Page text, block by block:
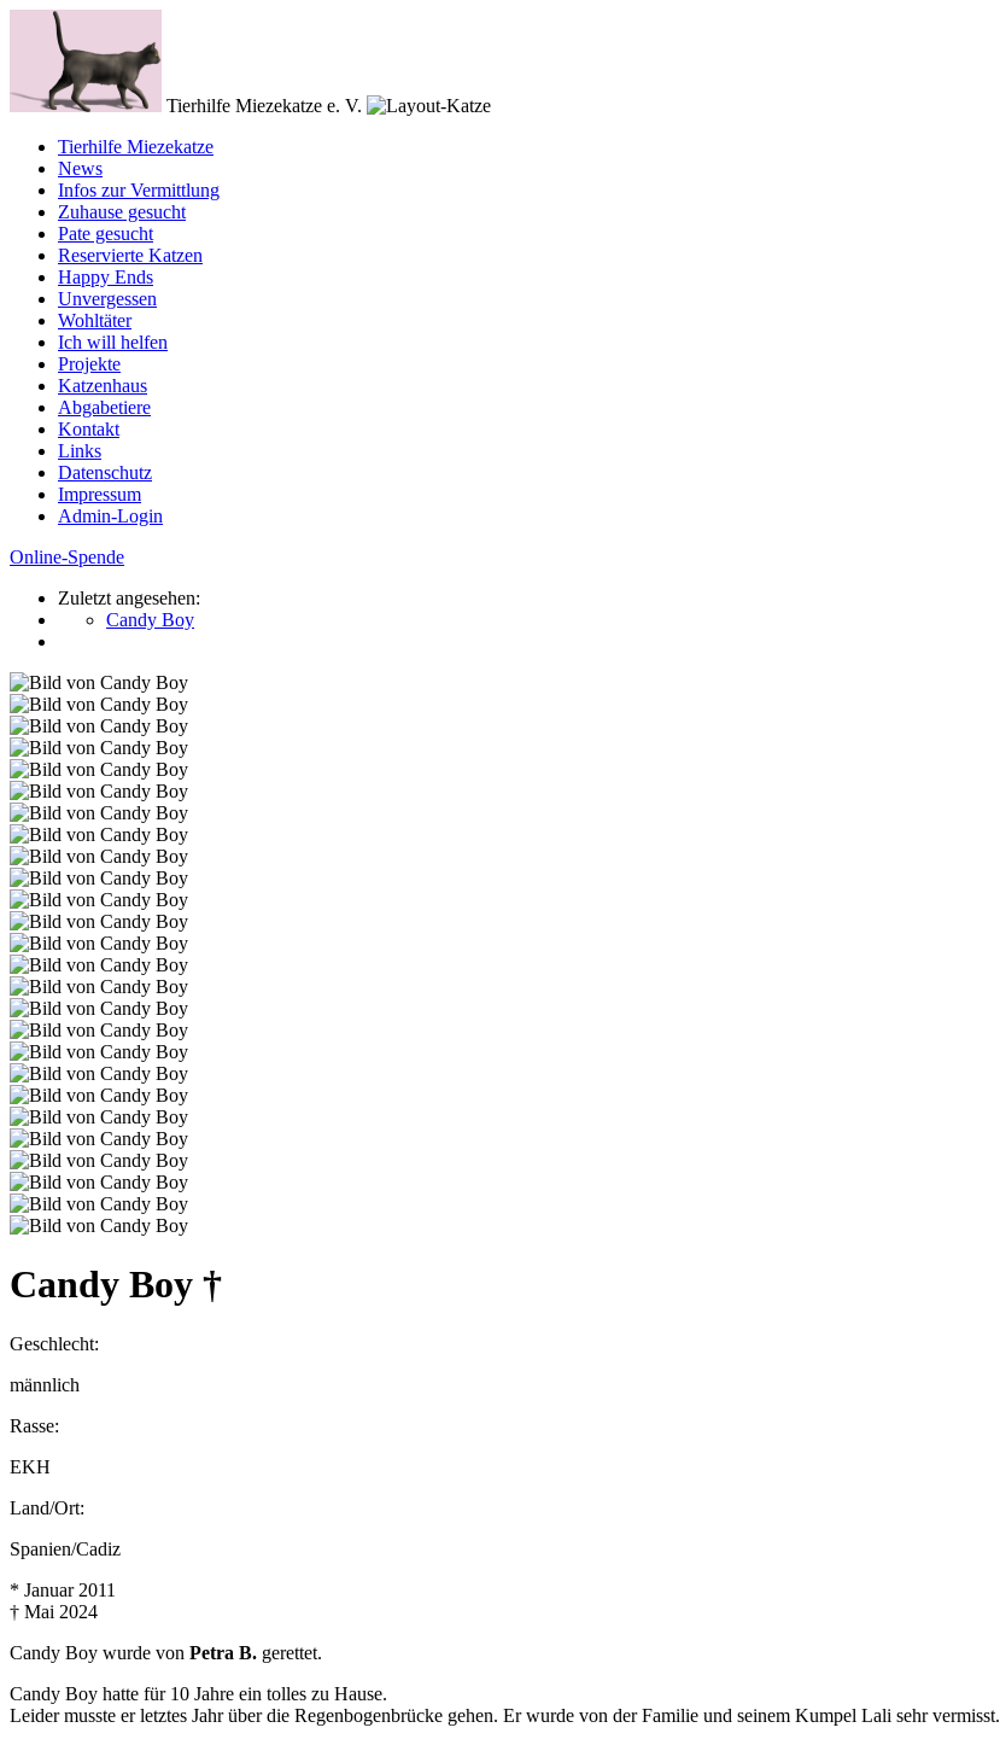
Tierhilfe Miezekatze e. V.
Tierhilfe Miezekatze
News
Infos zur Vermittlung
Zuhause gesucht
Pate gesucht
Reservierte Katzen
Happy Ends
Unvergessen
Wohltäter
Ich will helfen
Projekte
Katzenhaus
Abgabetiere
Kontakt
Links
Datenschutz
Impressum
Admin-Login
Online-Spende
Zuletzt angesehen:
Candy Boy
Candy Boy †
Geschlecht:
männlich
Rasse:
EKH
Land/Ort:
Spanien/Cadiz
* Januar 2011
† Mai 2024
Candy Boy wurde von Petra B. gerettet.
Candy Boy hatte für 10 Jahre ein tolles zu Hause.
Leider musste er letztes Jahr über die Regenbogenbrücke gehen. Er wurde von der Familie und seinem Kumpel Lali sehr vermisst.